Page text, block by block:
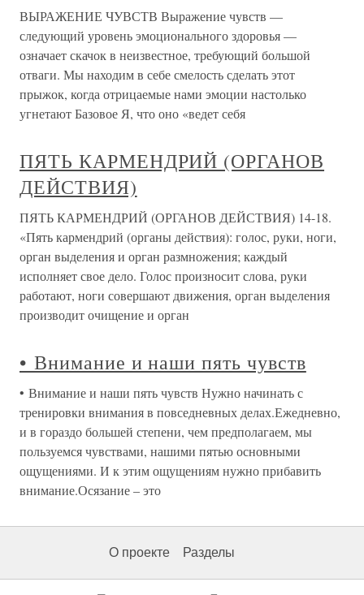
ВЫРАЖЕНИЕ ЧУВСТВ Выражение чувств —
следующий уровень эмоционального здоровья —
означает скачок в неизвестное, требующий большой
отваги. Мы находим в себе смелость сделать этот
прыжок, когда отрицаемые нами эмоции настолько
угнетают Базовое Я, что оно «ведет себя
ПЯТЬ КАРМЕНДРИЙ (ОРГАНОВ
ДЕЙСТВИЯ)
ПЯТЬ КАРМЕНДРИЙ (ОРГАНОВ ДЕЙСТВИЯ) 14-18.
«Пять кармендрий (органы действия): голос, руки, ноги,
орган выделения и орган размножения; каждый
исполняет свое дело. Голос произносит слова, руки
работают, ноги совершают движения, орган выделения
производит очищение и орган
• Внимание и наши пять чувств
• Внимание и наши пять чувств Нужно начинать с
тренировки внимания в повседневных делах.Ежедневно,
и в гораздо большей степени, чем предполагаем, мы
пользуемся чувствами, нашими пятью основными
ощущениями. И к этим ощущениям нужно прибавить
внимание.Осязание – это
О проекте Разделы